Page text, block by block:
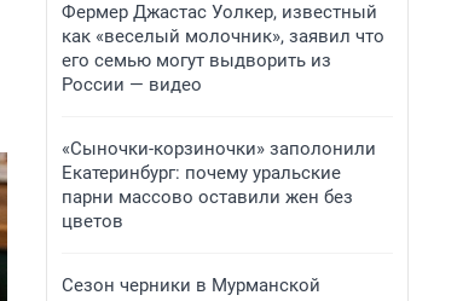
Фермер Джастас Уолкер, известный
как «веселый молочник», заявил что
его семью могут выдворить из
России — видео
«Сыночки-корзиночки» заполонили
Екатеринбург: почему уральские
парни массово оставили жен без
цветов
Сезон черники в Мурманской